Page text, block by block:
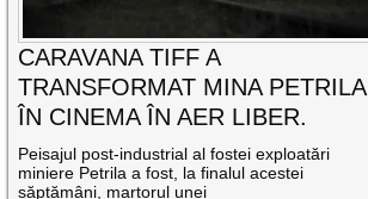
CARAVANA TIFF A
TRANSFORMAT MINA PETRILA
ÎN CINEMA ÎN AER LIBER.
Peisajul post-industrial al fostei exploatări
miniere Petrila a fost, la finalul acestei
săptămâni, martorul unei